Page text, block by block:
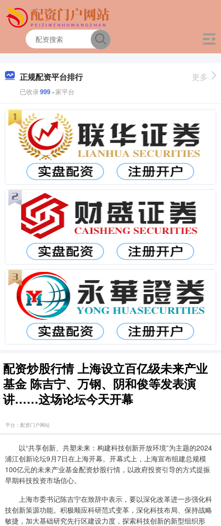
正规配资平台排行
已收录999+家平台
更多
配资炒股行情 上海设立百亿级未来产业
基金 陈吉宁、万钢、阴和俊等发表演
讲……这场论坛今天开幕
平台：配资门户网站
以“共享创新、共塑未来：构建科技创新开放环境”为主题的2024
浦江创新论坛9月7日在上海开幕。开幕式上，上海宣布组建总规模
100亿元的未来产业基金配资炒股行情，以政府投资引导的方式提振
早期科技投资市场信心。
上海市委书记陈吉宁在致辞中表示，要以深化改革进一步强化科
技创新策源功能。积极顺应科研范式变革，深化科技布局、保持战略
敏捷，加大基础研究先行区建设力度，探索科技创新的新型组织形